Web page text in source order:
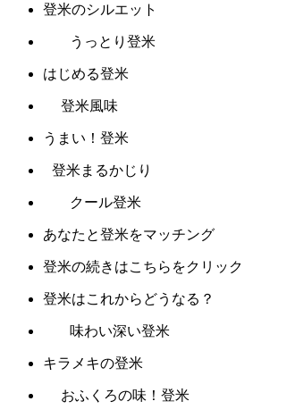
登米のシルエット
うっとり登米
はじめる登米
登米風味
うまい！登米
登米まるかじり
クール登米
あなたと登米をマッチング
登米の続きはこちらをクリック
登米はこれからどうなる？
味わい深い登米
キラメキの登米
おふくろの味！登米